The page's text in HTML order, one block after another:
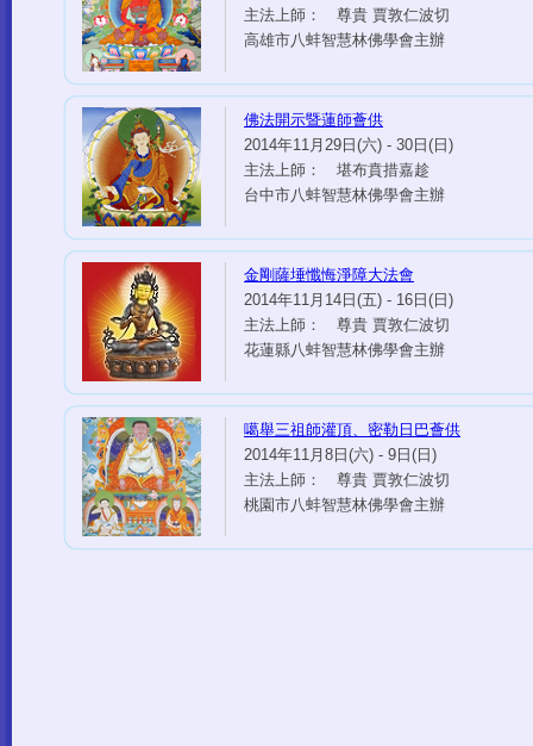
主法上師： 尊貴 賈敦仁波切
高雄市八蚌智慧林佛學會主辦
佛法開示暨蓮師薈供
2014年11月29日(六) - 30日(日)
主法上師： 堪布賁措嘉趁
台中市八蚌智慧林佛學會主辦
金剛薩埵懺悔淨障大法會
2014年11月14日(五) - 16日(日)
主法上師： 尊貴 賈敦仁波切
花蓮縣八蚌智慧林佛學會主辦
噶舉三祖師灌頂、密勒日巴薈供
2014年11月8日(六) - 9日(日)
主法上師： 尊貴 賈敦仁波切
桃園市八蚌智慧林佛學會主辦